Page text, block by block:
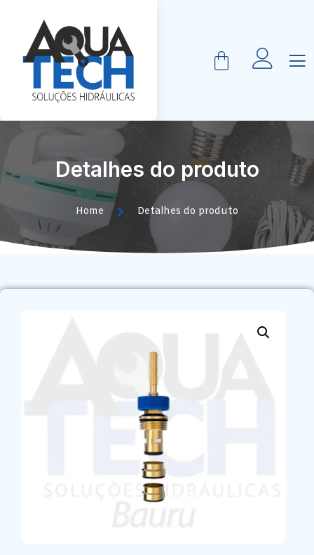
Detalhes do produto
Home Detalhes do produto